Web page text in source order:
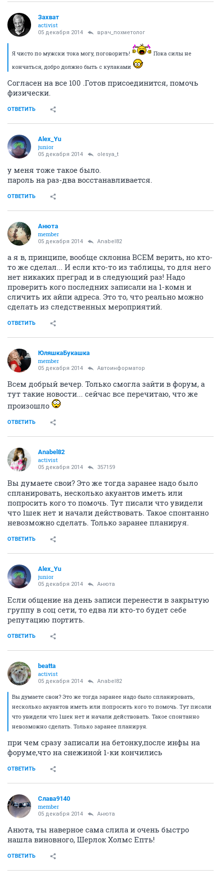
Захват
activist
05 декабря 2014 врач_похметолог
Я чисто по мужски тока могу, поговорить!
Пока силы не
кончаться, добро должно быть с кулаками
Согласен на все 100 .Готов присоединится, помочь
физически.
ОТВЕТИТЬ
Alex_Yu
junior
05 декабря 2014 olesya_t
у меня тоже такое было.
пароль на раз-два восстанавливается.
ОТВЕТИТЬ
Aнюта
member
05 декабря 2014 Anabel82
а я в, принципе, вообще склонна ВСЕМ верить, но кто-
то же сделал... И если кто-то из таблицы, то для него
нет никаких преград и в следующий раз! Надо
проверить кого последних записали на 1-комн и
сличить их айпи адреса. Это то, что реально можно
сделать из следственных мероприятий.
ОТВЕТИТЬ
ЮляшкаБукашка
member
05 декабря 2014 Автоинформатор
Всем добрый вечер. Только смогла зайти в форум, а
тут такие новости... сейчас все перечитаю, что же
произошло
ОТВЕТИТЬ
Anabel82
activist
05 декабря 2014 357159
Вы думаете свои? Это же тогда заранее надо было
спланировать, несколько акуантов иметь или
попросить кого то помочь. Тут писали что увидели
что 1шек нет и начали действовать. Такое спонтанно
невозможно сделать. Только заранее планируя.
ОТВЕТИТЬ
Alex_Yu
junior
05 декабря 2014 Aнюта
Если общение на день записи перенести в закрытую
группу в соц сети, то едва ли кто-то будет себе
репутацию портить.
ОТВЕТИТЬ
beatta
activist
05 декабря 2014 Anabel82
Вы думаете свои? Это же тогда заранее надо было спланировать,
несколько акуантов иметь или попросить кого то помочь. Тут писали
что увидели что 1шек нет и начали действовать. Такое спонтанно
невозможно сделать. Только заранее планируя.
при чем сразу записали на бетонку,после инфы на
форуме,что на снежиной 1-ки кончились
ОТВЕТИТЬ
Слава9140
member
05 декабря 2014 Aнюта
Анюта, ты наверное сама слила и очень быстро
нашла виновного, Шерлок Холмс Епть!
ОТВЕТИТЬ